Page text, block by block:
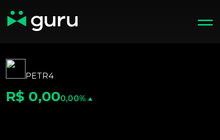
PETR4
R$ 0,000,00%